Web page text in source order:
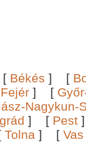
[ Békés ] [
Fejér ] [
Nagykun-
] [ Pest
Tolna ] [ Vas